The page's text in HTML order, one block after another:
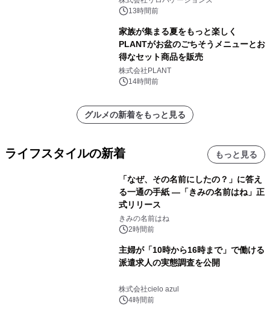
13時間前
家族が集まる夏をもっと楽しく
PLANTがお盆のごちそうメニューとお
得なセット商品を販売
株式会社PLANT
14時間前
グルメの新着をもっと見る
ライフスタイルの新着 もっと見る
「なぜ、その名前にしたの？」に答え
る一通の手紙 ―「きみの名前はね」正
式リリース
きみの名前はね
2時間前
主婦が「10時から16時まで」で働ける
派遣求人の実態調査を公開
株式会社cielo azul
4時間前